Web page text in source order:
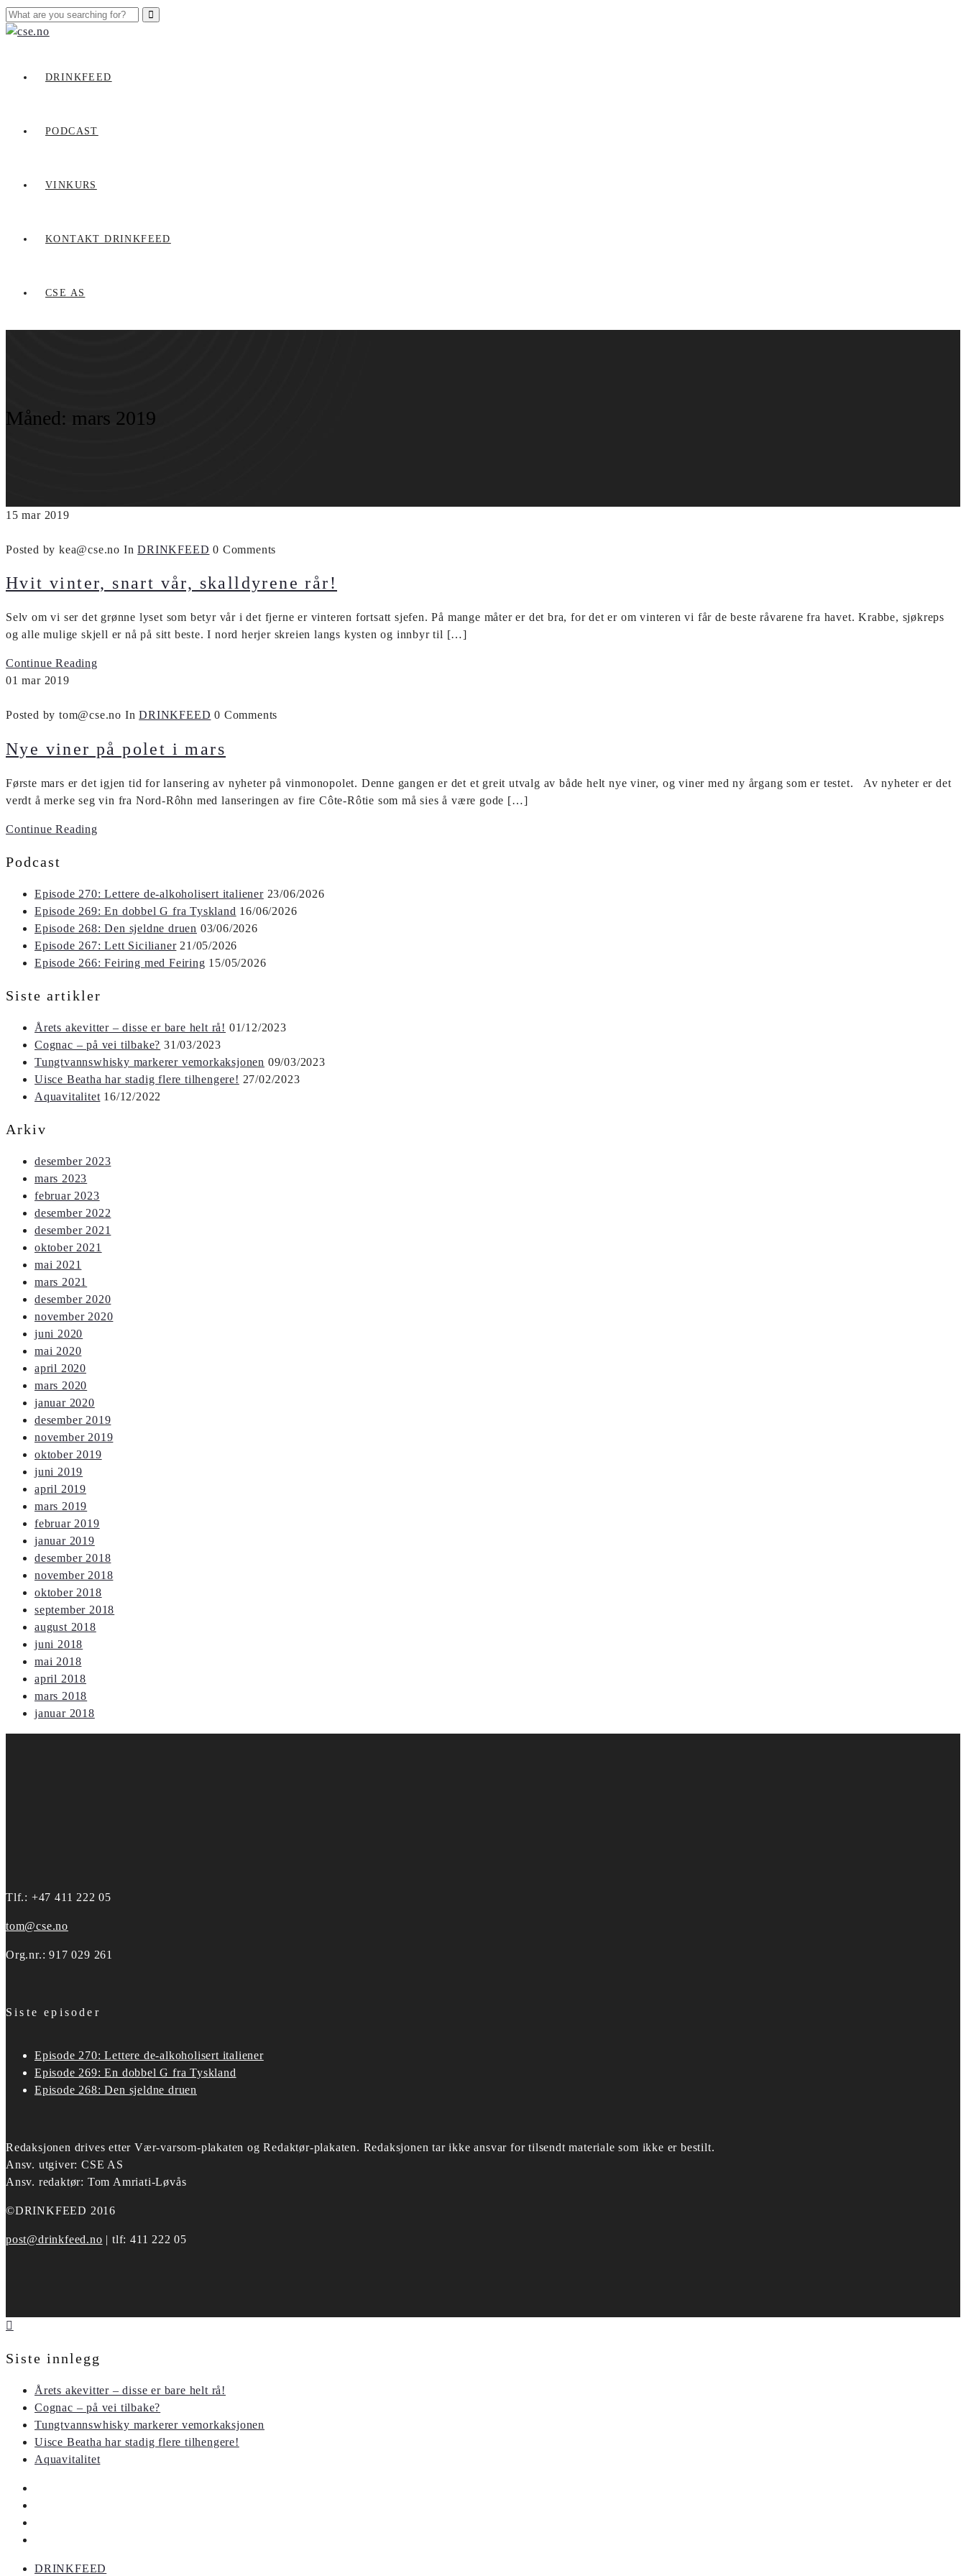
DRINKFEED
PODCAST
VINKURS
KONTAKT DRINKFEED
CSE AS
Måned: mars 2019
15 mar 2019
Posted by kea@cse.no InDRINKFEED 0 Comments
Hvit vinter, snart vår, skalldyrene rår!
Selv om vi ser det grønne lyset som betyr vår i det fjerne er vinteren fortsatt sjefen. På mange måter er det bra, for det er om vinteren vi får de beste råvarene fra havet. Krabbe, sjøkreps
og alle mulige skjell er nå på sitt beste. I nord herjer skreien langs kysten og innbyr til […]
Continue Reading
01 mar 2019
Posted by tom@cse.no InDRINKFEED 0 Comments
Nye viner på polet i mars
Første mars er det igjen tid for lansering av nyheter på vinmonopolet. Denne gangen er det et greit utvalg av både helt nye viner, og viner med ny årgang som er testet. Av nyheter er det
verdt å merke seg vin fra Nord-Rôhn med lanseringen av fire Côte-Rôtie som må sies å være gode […]
Continue Reading
Podcast
Episode 270: Lettere de-alkoholisert italiener 23/06/2026
Episode 269: En dobbel G fra Tyskland 16/06/2026
Episode 268: Den sjeldne druen 03/06/2026
Episode 267: Lett Sicilianer 21/05/2026
Episode 266: Feiring med Feiring 15/05/2026
Siste artikler
Årets akevitter – disse er bare helt rå! 01/12/2023
Cognac – på vei tilbake? 31/03/2023
Tungtvannswhisky markerer vemorkaksjonen 09/03/2023
Uisce Beatha har stadig flere tilhengere! 27/02/2023
Aquavitalitet 16/12/2022
Arkiv
desember 2023
mars 2023
februar 2023
desember 2022
desember 2021
oktober 2021
mai 2021
mars 2021
desember 2020
november 2020
juni 2020
mai 2020
april 2020
mars 2020
januar 2020
desember 2019
november 2019
oktober 2019
juni 2019
april 2019
mars 2019
februar 2019
januar 2019
desember 2018
november 2018
oktober 2018
september 2018
august 2018
juni 2018
mai 2018
april 2018
mars 2018
januar 2018
Tlf.: +47 411 222 05
tom@cse.no
Org.nr.: 917 029 261
Siste episoder
Episode 270: Lettere de-alkoholisert italiener
Episode 269: En dobbel G fra Tyskland
Episode 268: Den sjeldne druen
Redaksjonen drives etter Vær-varsom-plakaten og Redaktør-plakaten. Redaksjonen tar ikke ansvar for tilsendt materiale som ikke er bestilt.
Ansv. utgiver: CSE AS
Ansv. redaktør: Tom Amriati-Løvås
©DRINKFEED 2016
post@drinkfeed.no | tlf: 411 222 05
Siste innlegg
Årets akevitter – disse er bare helt rå!
Cognac – på vei tilbake?
Tungtvannswhisky markerer vemorkaksjonen
Uisce Beatha har stadig flere tilhengere!
Aquavitalitet
DRINKFEED